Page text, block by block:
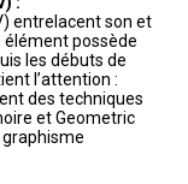
entrelacent son et
élément possède
les débuts de
l’attention :
des techniques
et Geometric